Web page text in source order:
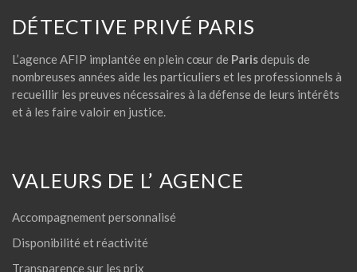
DÉTECTIVE PRIVÉ PARIS
L’agence AFIP implantée en plein cœur de Parisdepuis de
nombreuses années aide les particuliers et les professionnels à
recueillir les preuves nécessaires à la défense de leurs intérêts
et à les faire valoir en justice.
VALEURS DE L’ AGENCE
Accompagnement personnalisé
Disponibilité et réactivité
Transparence sur les prix